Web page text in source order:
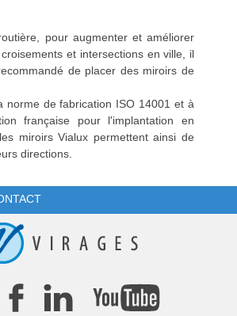
pour augmenter et améliorer
et intersections en ville, il
de placer des miroirs de
norme de fabrication ISO 14001 et à
française pour l'implantation en
miroirs Vialux permettent ainsi de
directions.